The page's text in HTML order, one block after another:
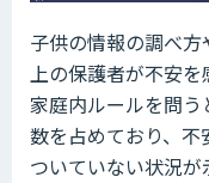
子供の情報の調べ
上の保護者が不安
家庭内ルールを問
数を占めており、
ついていない状況が